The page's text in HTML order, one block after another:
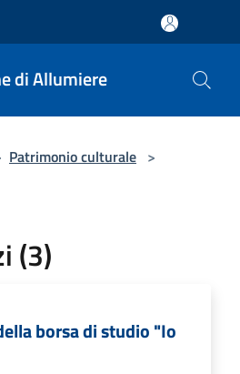
di Allumiere
Patrimonio culturale >
(3)
borsa di studio "Io